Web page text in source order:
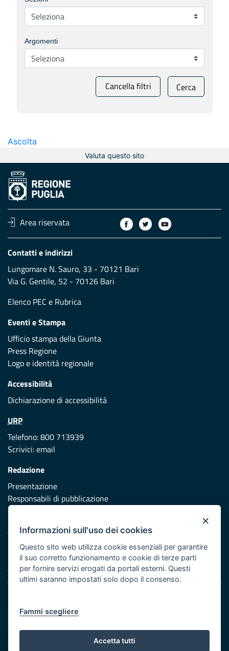
Argomenti
Cancella filtri Cerca
Ascolta
Valuta questo sito
Area riservata
Contatti e indirizzi
Lungomare N. Sauro, 33 - 70121 Bari
Via G. Gentile, 52 - 70126 Bari
Elenco PEC e Rubrica
Eventi e Stampa
Ufficio stampa della Giunta
Press Regione
Logo e identità regionale
Accessibilità
Dichiarazione di accessibilità
URP
Telefono: 800 713939
Scrivici:email
Redazione
Presentazione
Responsabili di pubblicazione
Vai al sito di Protezione Civile Puglia
Iniziativa finanziata con risorse del POR Puglia 2014/2020 -
Asse XI
Cookie e privacy
Atti di notifica
Feed RSS
Servizi Intranet
×
Informazioni sull'uso dei cookies
Questo sito web utilizza cookie essenziali per garantire
il suo corretto funzionamento e cookie di terze parti
per fornire servizi erogati da portali esterni. Questi
ultimi saranno impostati solo dopo il consenso.
Fammi scegliere
Accetta tutti